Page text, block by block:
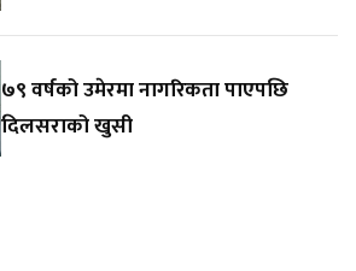
७९ वर्षको उमेरमा नागरिकता पाएपछि
दिलसराको खुसी